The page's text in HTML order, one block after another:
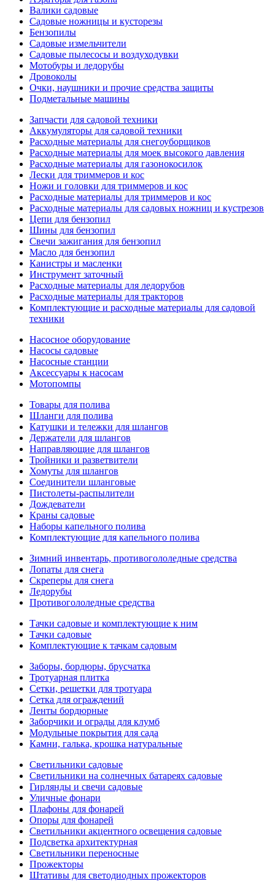
Валики садовые
Садовые ножницы и кусторезы
Бензопилы
Садовые измельчители
Садовые пылесосы и воздуходувки
Мотобуры и ледорубы
Дровоколы
Очки, наушники и прочие средства защиты
Подметальные машины
Запчасти для садовой техники
Аккумуляторы для садовой техники
Расходные материалы для снегоуборщиков
Расходные материалы для моек высокого давления
Расходные материалы для газонокосилок
Лески для триммеров и кос
Ножи и головки для триммеров и кос
Расходные материалы для триммеров и кос
Расходные материалы для садовых ножниц и кустрезов
Цепи для бензопил
Шины для бензопил
Свечи зажигания для бензопил
Масло для бензопил
Канистры и масленки
Инструмент заточный
Расходные материалы для ледорубов
Расходные материалы для тракторов
Комплектующие и расходные материалы для садовой
техники
Насосное оборудование
Насосы садовые
Насосные станции
Аксессуары к насосам
Мотопомпы
Товары для полива
Шланги для полива
Катушки и тележки для шлангов
Держатели для шлангов
Направляющие для шлангов
Тройники и разветвители
Хомуты для шлангов
Соединители шланговые
Пистолеты-распылители
Дождеватели
Краны садовые
Наборы капельного полива
Комплектующие для капельного полива
Зимний инвентарь, противогололедные средства
Лопаты для снега
Скреперы для снега
Ледорубы
Противогололедные средства
Тачки садовые и комплектующие к ним
Тачки садовые
Комплектующие к тачкам садовым
Заборы, бордюры, брусчатка
Тротуарная плитка
Сетки, решетки для тротуара
Сетка для ограждений
Ленты бордюрные
Заборчики и ограды для клумб
Модульные покрытия для сада
Камни, галька, крошка натуральные
Светильники садовые
Светильники на солнечных батареях садовые
Гирлянды и свечи садовые
Уличные фонари
Плафоны для фонарей
Опоры для фонарей
Светильники акцентного освещения садовые
Подсветка архитектурная
Светильники переносные
Прожекторы
Штативы для светодиодных прожекторов